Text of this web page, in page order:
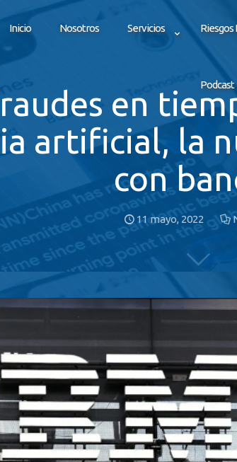
Inicio Nosotros Servicios Riesgos
Podcast
en
artificial, la
con
11 mayo, 2022